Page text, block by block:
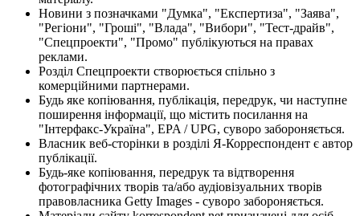
Новини з позначками "Думка", "Експертиза", "Заява",
"Регіони", "Гроші", "Влада", "Вибори", "Тест-драйв",
"Спецпроекти", "Промо" публікуються на правах
реклами.
Розділ Спецпроекти створюється спільно з
комерційними партнерами.
Будь яке копіювання, публікація, передрук, чи наступне
поширення інформації, що містить посилання на
"Інтерфакс-Україна", EPA / UPG, суворо забороняється.
Власник веб-сторінки в розділі Я-Корреспондент є автор
публікації.
Будь-яке копіювання, передрук та відтворення
фотографічних творів та/або аудіовізуальних творів
правовласника Getty Images - суворо забороняється.